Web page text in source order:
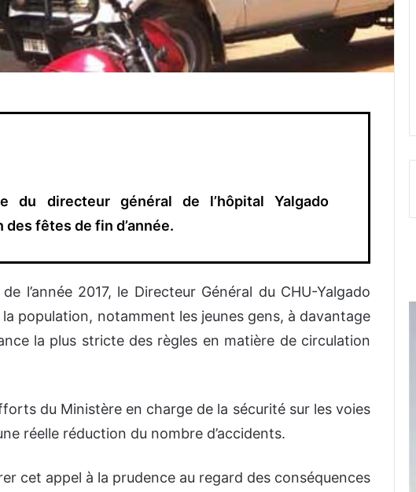
du directeur général de l’hôpital Yalgado
des fêtes de fin d’année.
l’année 2017, le Directeur Général du CHU-Yalgado
population, notamment les jeunes gens, à davantage
la plus stricte des règles en matière de circulation
du Ministère en charge de la sécurité sur les voies
réelle réduction du nombre d’accidents.
cet appel à la prudence au regard des conséquences